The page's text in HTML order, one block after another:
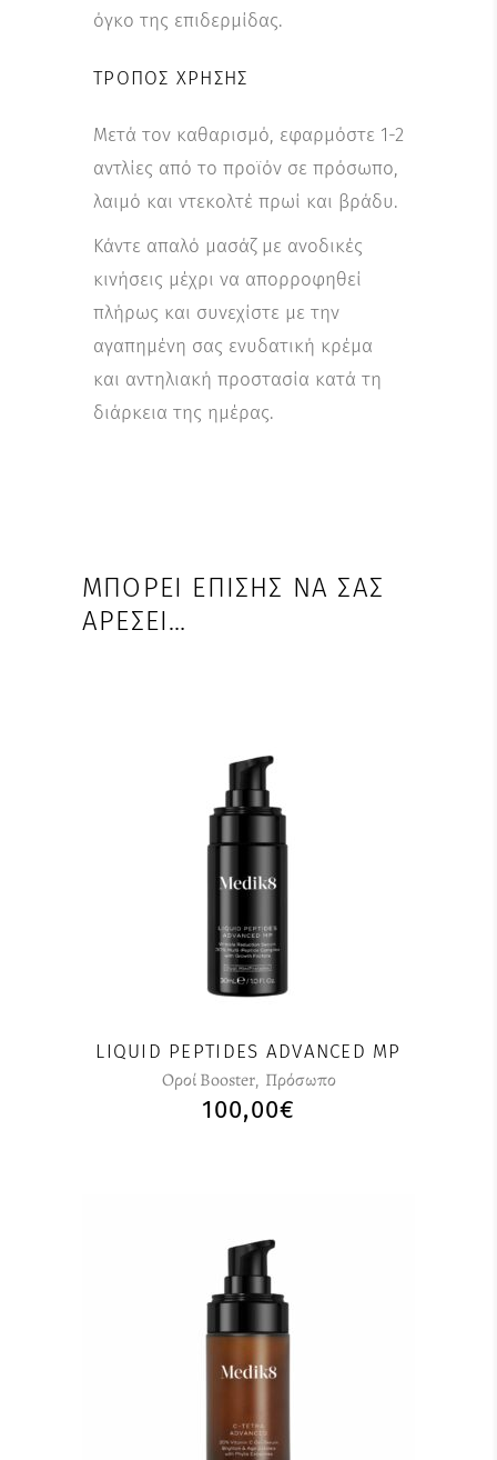
όγκο της επιδερμίδας.
ΤΡΌΠΟΣ ΧΡΉΣΗΣ
Μετά τον καθαρισμό, εφαρμόστε 1-2
αντλίες από το προϊόν σε πρόσωπο,
λαιμό και ντεκολτέ πρωί και βράδυ.
Κάντε απαλό μασάζ με ανοδικές
κινήσεις μέχρι να απορροφηθεί
πλήρως και συνεχίστε με την
αγαπημένη σας ενυδατική κρέμα
και αντηλιακή προστασία κατά τη
διάρκεια της ημέρας.
ΜΠΟΡΕΊ ΕΠΊΣΗΣ ΝΑ ΣΑΣ
ΑΡΈΣΕΙ…
LIQUID PEPTIDES ADVANCED MP
Οροί Booster, Πρόσωπο
100,00€